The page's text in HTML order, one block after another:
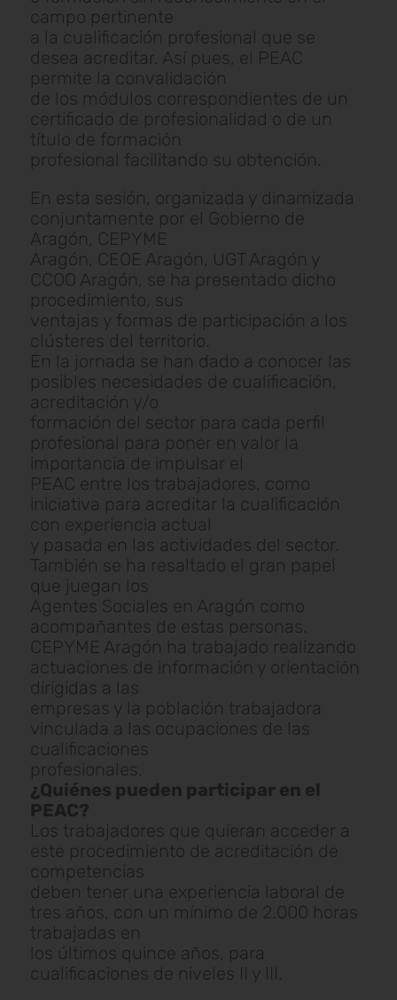
campo pertinente
a la cualificación profesional que se
desea acreditar. Así pues, el PEAC
permite la convalidación
de los módulos correspondientes de un
certificado de profesionalidad o de un
título de formación
profesional facilitando su obtención.
En esta sesión, organizada y dinamizada
conjuntamente por el Gobierno de
Aragón, CEPYME
Aragón, CEOE Aragón, UGT Aragón y
CCOO Aragón, se ha presentado dicho
procedimiento, sus
ventajas y formas de participación a los
clústeres del territorio.
En la jornada se han dado a conocer las
posibles necesidades de cualificación,
acreditación y/o
formación del sector para cada perfil
profesional para poner en valor la
importancia de impulsar el
PEAC entre los trabajadores, como
iniciativa para acreditar la cualificación
con experiencia actual
y pasada en las actividades del sector.
También se ha resaltado el gran papel
que juegan los
Agentes Sociales en Aragón como
acompañantes de estas personas.
CEPYME Aragón ha trabajado realizando
actuaciones de información y orientación
dirigidas a las
empresas y la población trabajadora
vinculada a las ocupaciones de las
cualificaciones
profesionales.
¿Quiénes pueden participar en el
PEAC?
Los trabajadores que quieran acceder a
este procedimiento de acreditación de
competencias
deben tener una experiencia laboral de
tres años, con un mínimo de 2.000 horas
trabajadas en
los últimos quince años, para
cualificaciones de niveles II y III.